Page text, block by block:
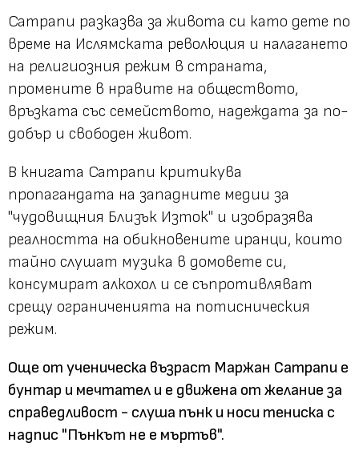
Сатрапи разказва за живота си като дете по
време на Ислямската революция и налагането
на религиозния режим в страната,
промените в нравите на обществото,
връзката със семейството, надеждата за по-
добър и свободен живот.
В книгата Сатрапи критикува
пропагандата на западните медии за
"чудовищния Близък Изток" и изобразява
реалността на обикновените иранци, които
тайно слушат музика в домовете си,
консумират алкохол и се съпротивляват
срещу ограниченията на потисническия
режим.
Още от ученическа възраст Маржан Сатрапи е
бунтар и мечтател и е движена от желание за
справедливост - слуша пънк и носи тениска с
надпис "Пънкът не е мъртъв".